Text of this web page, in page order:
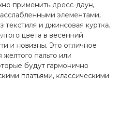
применить дресс-даун,
элементами,
текстиля и джинсовая куртка.
цвета в весенний
и новизны. Это отличное
пальто или
будут гармонично
платьями, классическими